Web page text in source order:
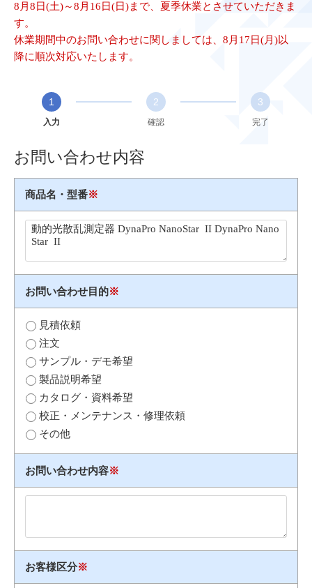
8月8日(土)～8月16日(日)まで、夏季休業とさせていただきま
す。
休業期間中のお問い合わせに関しましては、8月17日(月)以
降に順次対応いたします。
1
入力
2
確認
3
完了
お問い合わせ内容
商品名・型番※
お問い合わせ目的※
見積依頼
注文
サンプル・デモ希望
製品説明希望
カタログ・資料希望
校正・メンテナンス・修理依頼
その他
お問い合わせ内容※
お客様区分※